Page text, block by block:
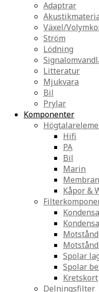
Adaptrar
Växel/
Ström
Lödning
Litteratur
Mjukvara
Bil
Prylar
Komponenter
Hifi
PA
Bil
Marin
Membran
Kåpor &
Motstånd
Spolar
Spolar
Kretskort
Delningsfilter